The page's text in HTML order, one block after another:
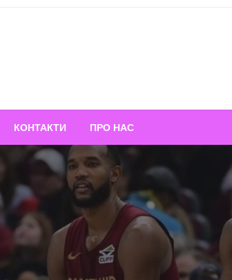
КОНТАКТИ ПРО НАС